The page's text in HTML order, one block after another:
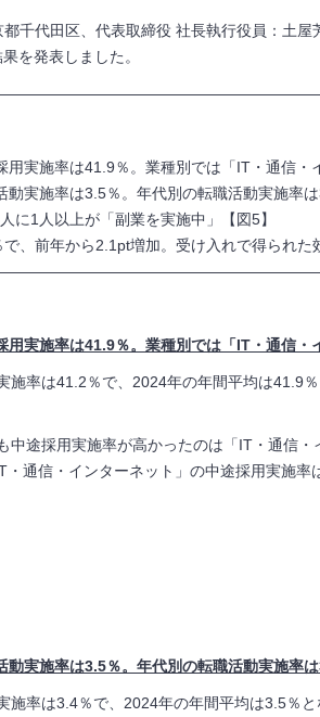
千代田区、代表取締役 社長執行役員：土
を発表しました。
実施率は41. 9％。業種別では「IT ・通信
動実施率は3. 5％。年代別の転職活動実施率は
人に1 人以上が「副業を実施中」【図5】
、前年から2.1pt増加。受け入れで得られた
実施率は41.9％。業種別では「IT・通信・
施率は41.2％で、 2024年の年間平均は41.9
中途採用実施率が高かったのは「IT ・通信
・通信・インターネット」の中途採用実施率
実施率は3.5％。年代別の転職活動実施率
施率は3.4％で、 2024年の年間平均は3.5％